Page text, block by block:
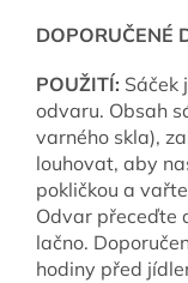
DOPORUČENÉ
POUŽITÍ: Sáček
odvaru. Obsah
varného skla),
louhovat, aby
pokličkou a
Odvar přeceďte
lačno.
hodiny před